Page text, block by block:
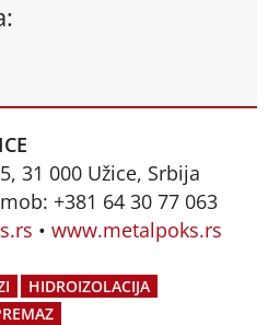
31 000 Užice, Srbija
+381 64 30 77 063
• www.metalpoks.rs
HIDROIZOLACIJA